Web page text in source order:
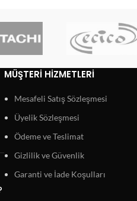
MÜŞTERI HIZMETLERI
Mesafeli Satış Sözleşmesi
Üyelik Sözleşmesi
Ödeme ve Teslimat
Gizlilik ve Güvenlik
Garanti ve İade Koşulları